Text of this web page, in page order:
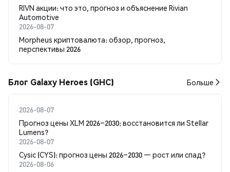
RIVN акции: что это, прогноз и объяснение Rivian
Automotive
2026-08-07
Morpheus криптовалюта: обзор, прогноз,
перспективы 2026
Блог Galaxy Heroes (GHC) Больше
2026-08-07
Прогноз цены XLM 2026–2030: восстановится ли Stellar
Lumens?
2026-08-07
Cysic (CYS): прогноз цены 2026–2030 — рост или спад?
2026-08-06